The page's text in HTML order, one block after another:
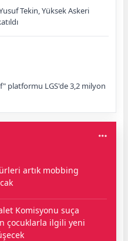
Tekin, Yüksek Askeri
platformu LGS'de 3,2 milyon
artık mobbing
Komisyonu suça
çocuklarla ilgili yeni